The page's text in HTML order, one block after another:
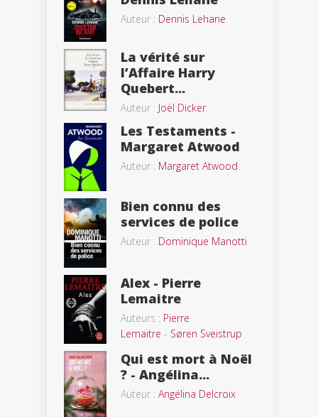
Auteur : Dennis Lehane
La vérité sur
l’Affaire Harry
Quebert...
Auteur : Joël Dicker
Les Testaments -
Margaret Atwood
Auteur : Margaret Atwood
Bien connu des
services de police
Auteur : Dominique Manotti
Alex - Pierre
Lemaitre
Auteurs : Pierre
Lemaitre - Søren Sveistrup
Qui est mort à Noël
? - Angélina...
Auteur : Angélina Delcroix